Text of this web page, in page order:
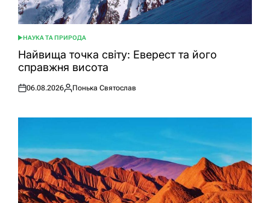
ОПУБЛІКУВАТИ
У
НАУКА ТА ПРИРОДА
Найвища точка світу: Еверест та його
справжня висота
Оприлюднено
06.08.2026
Опубліковано
Понька Святослав